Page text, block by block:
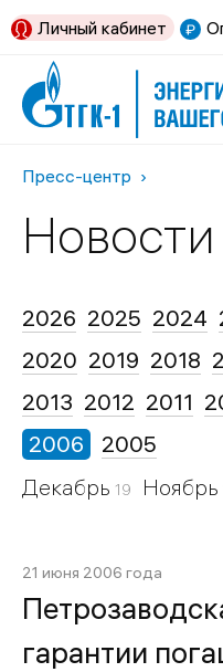
Личный кабинет
Пресс-центр
2026 2025 2024
2020 2019 2018
2013 2012 2011
2006
Декабрь 19 Ноябрь
2005
21 июня 2006 года
гарантии